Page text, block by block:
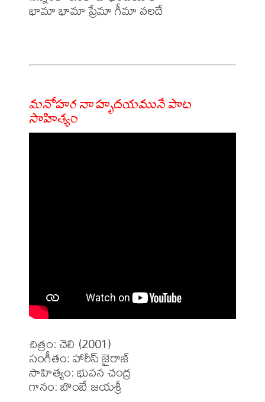
భామా భామా ప్రేమా గీమా వలదే
మనోహర నా హృదయమునే పాట
సాహిత్యం
చిత్రం: చెలి (2001)
సంగీతం: హారీస్ జైరాజ్
సాహిత్యం: భువన చంద్ర
గానం: బొంబే జయశ్రీ